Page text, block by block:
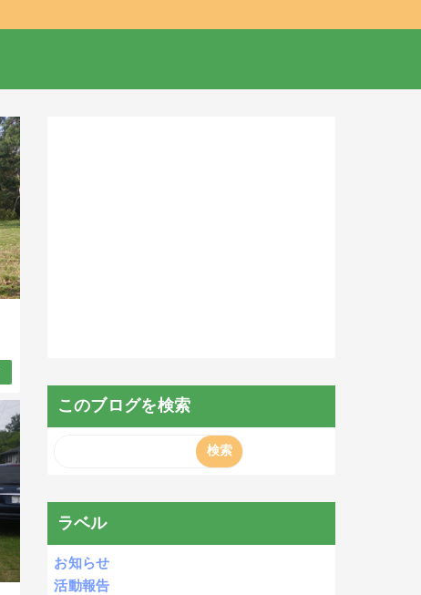
このブログを検索
ラベル
お知らせ
活動報告